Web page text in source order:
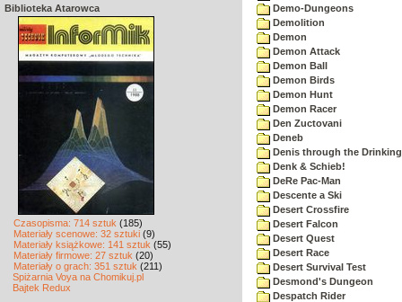
Biblioteka Atarowca
Czasopisma: 714 sztuk (185)
Materiały scenowe: 32 sztuki (9)
Materiały książkowe: 141 sztuk (55)
Materiały firmowe: 27 sztuk (20)
Materiały o grach: 351 sztuk (211)
Spiżarnia Voya na Chomikuj.pl
Bajtek Redux
Demo-Dungeons
Demolition
Demon
Demon Attack
Demon Ball
Demon Birds
Demon Hunt
Demon Racer
Den Zuctovani
Deneb
Denis through the
Denk & Schieb!
DeRe Pac-Man
Descente a Ski
Desert Crossfire
Desert Falcon
Desert Quest
Desert Race
Desert Survival Test
Desmond's Dungeon
Despatch Rider